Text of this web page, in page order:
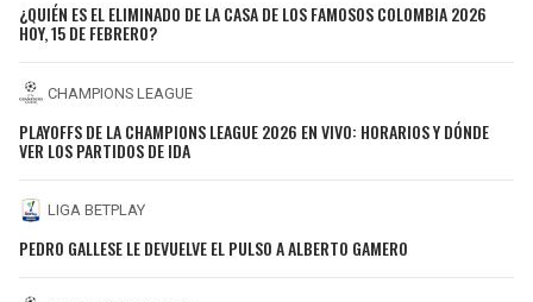
¿QUIÉN ES EL ELIMINADO DE LA CASA DE LOS FAMOSOS COLOMBIA 2026
HOY, 15 DE FEBRERO?
CHAMPIONS LEAGUE
PLAYOFFS DE LA CHAMPIONS LEAGUE 2026 EN VIVO: HORARIOS Y DÓNDE
VER LOS PARTIDOS DE IDA
LIGA BETPLAY
PEDRO GALLESE LE DEVUELVE EL PULSO A ALBERTO GAMERO